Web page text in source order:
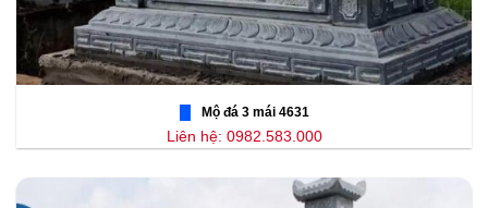
Mộ đá 3 mái 4631
Liên hệ: 0982.583.000